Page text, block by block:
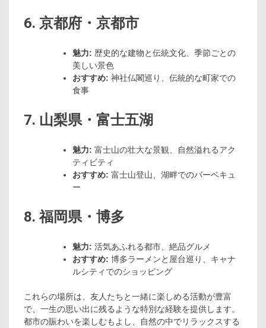
6. 京都府・京都市
魅力: 歴史的な建物と伝統文化、季節ごとの
美しい景色
おすすめ: 神社仏閣巡り、伝統的な町家での
食事
7. 山梨県・富士五湖
魅力: 富士山の壮大な景観、自然溢れるアク
ティビティ
おすすめ: 富士山登山、湖畔でのバーベキュ
ー
8. 福岡県・博多
魅力: 活気あふれる都市、絶品グルメ
おすすめ: 博多ラーメンと屋台巡り、キャナ
ルシティでのショッピング
これらの場所は、友人たちと一緒に楽しめる活動が豊富
で、一生の思い出に残るような特別な経験を提供します。
都市の賑わいを楽しむもよし、自然の中でリラックスする